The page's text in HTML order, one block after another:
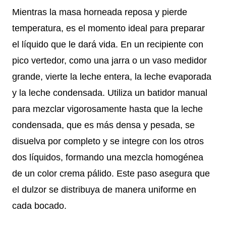
Mientras la masa horneada reposa y pierde
temperatura, es el momento ideal para preparar
el líquido que le dará vida. En un recipiente con
pico vertedor, como una jarra o un vaso medidor
grande, vierte la leche entera, la leche evaporada
y la leche condensada. Utiliza un batidor manual
para mezclar vigorosamente hasta que la leche
condensada, que es más densa y pesada, se
disuelva por completo y se integre con los otros
dos líquidos, formando una mezcla homogénea
de un color crema pálido. Este paso asegura que
el dulzor se distribuya de manera uniforme en
cada bocado.